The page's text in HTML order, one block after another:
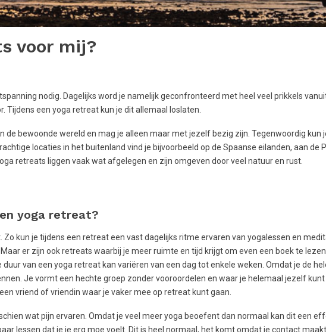
voor mij?
nodig. Dagelijks word je namelijk geconfronteerd met heel veel prikkels
Tijdens een yoga retreat kun je dit allemaal loslaten.
de bewoonde wereld en mag je alleen maar met jezelf bezig zijn. Tegenwoordig kun
locaties in het buitenland vind je bijvoorbeeld op de Spaanse eilanden, aan de
retreats liggen vaak wat afgelegen en zijn omgeven door veel natuur en rust.
yoga retreat?
kun je tijdens een retreat een vast dagelijks ritme ervaren van yogalessen en
er zijn ook retreats waarbij je meer ruimte en tijd krijgt om even een boek te
van een yoga retreat kan variëren van een dag tot enkele weken. Omdat je de
Je vormt een hechte groep zonder vooroordelen en waar je helemaal jezelf kunt
vriend of vriendin waar je vaker mee op retreat kunt gaan.
wat pijn ervaren. Omdat je veel meer yoga beoefent dan normaal kan dit een
lessen dat je je erg moe voelt. Dit is heel normaal, het komt omdat je contact